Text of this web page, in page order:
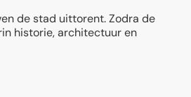
de stad uittorent. Zodra de
historie, architectuur en